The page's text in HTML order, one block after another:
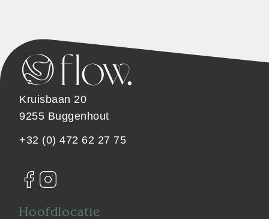
Kruisbaan 20
9255 Buggenhout
+32 (0) 472 62 27 75
Hoofdlocatie